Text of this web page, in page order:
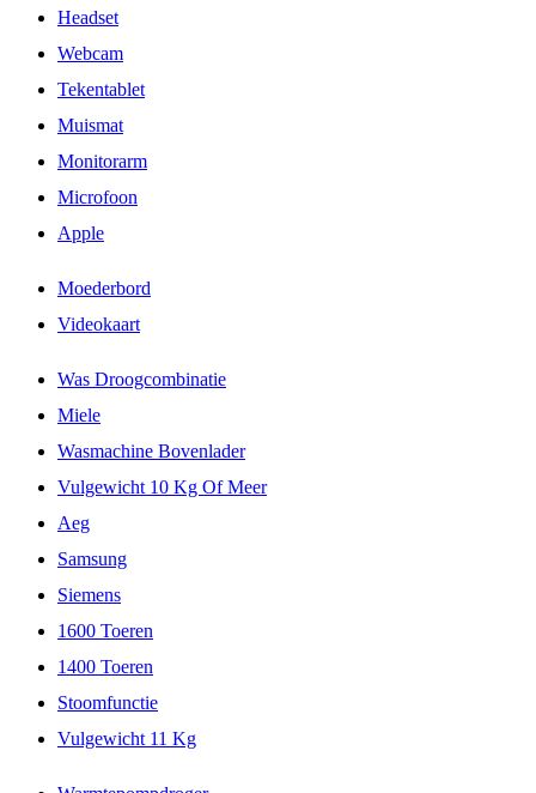
Headset
Webcam
Tekentablet
Muismat
Monitorarm
Microfoon
Apple
Moederbord
Videokaart
Was Droogcombinatie
Miele
Wasmachine Bovenlader
Vulgewicht 10 Kg Of Meer
Aeg
Samsung
Siemens
1600 Toeren
1400 Toeren
Stoomfunctie
Vulgewicht 11 Kg